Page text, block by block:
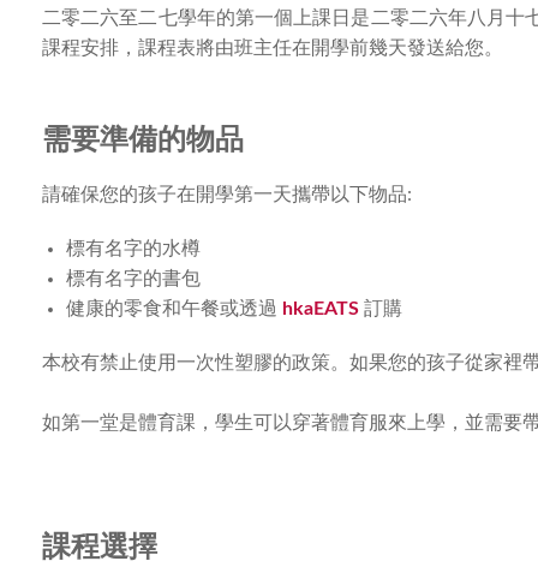
二零二六至二七學年的第一個上課日是二零二六年八月
課程安排，課程表將由班主任在開學前幾天發送給您。
需要準備的物品
請確保您的孩子在開學第一天攜帶以下物品:
標有名字的水樽
標有名字的書包
健康的零食和午餐或透過 hkaEATS 訂購
本校有禁止使用一次性塑膠的政策。如果您的孩子從家裡
如第一堂是體育課，學生可以穿著體育服來上學，並需要
課程選擇